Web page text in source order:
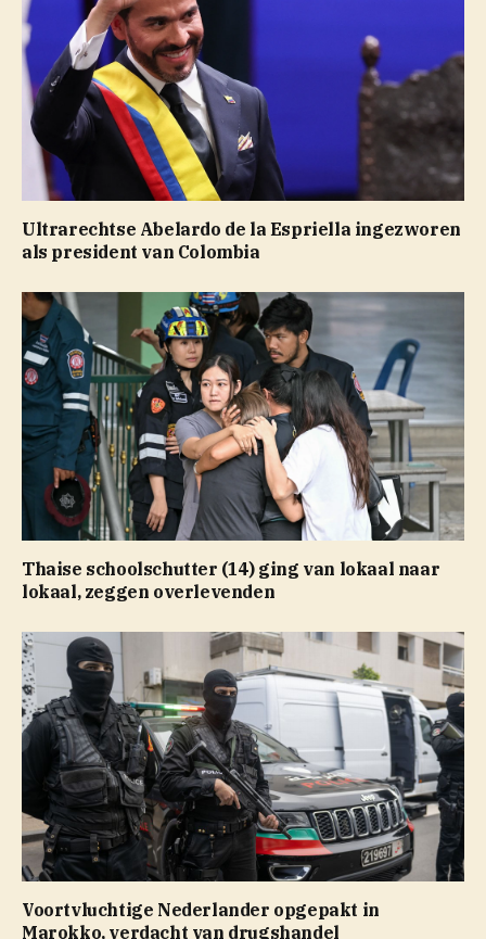
Ultrarechtse Abelardo de la Espriella ingezworen
als president van Colombia
Thaise schoolschutter (14) ging van lokaal naar
lokaal, zeggen overlevenden
Voortvluchtige Nederlander opgepakt in
Marokko, verdacht van drugshandel